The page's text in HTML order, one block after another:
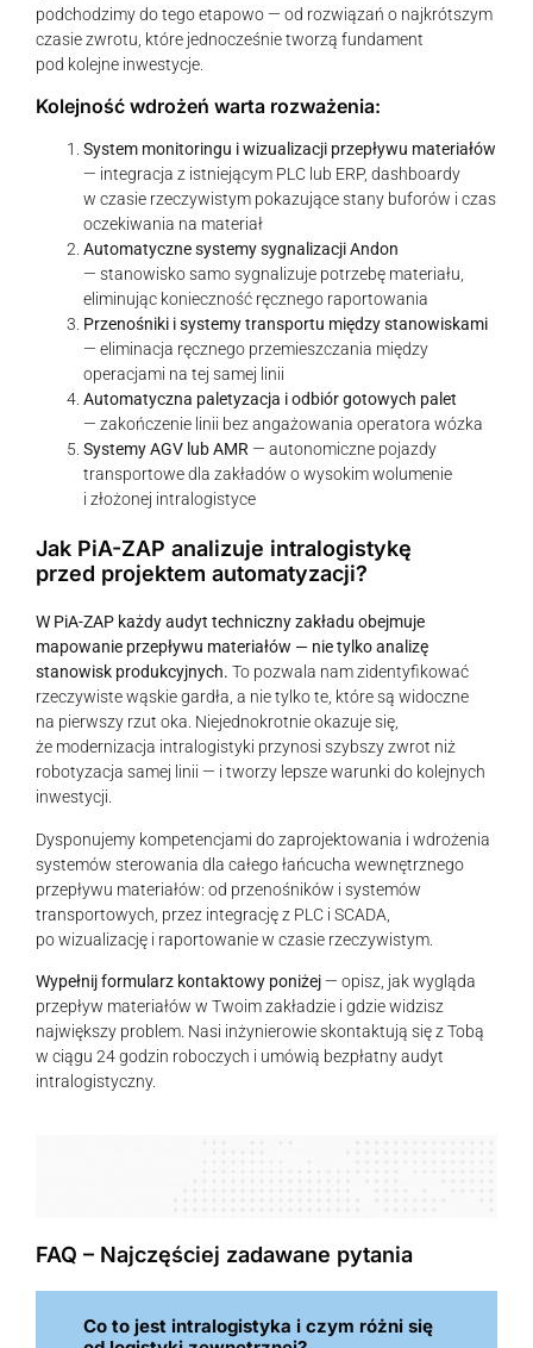
podchodzimy do tego etapowo — od rozwiązań o najkrótszym
czasie zwrotu, które jednocześnie tworzą fundament
pod kolejne inwestycje.
Kolejność wdrożeń warta rozważenia:
System monitoringu i wizualizacji przepływu materiałów
— integracja z istniejącym PLC lub ERP, dashboardy
w czasie rzeczywistym pokazujące stany buforów i czas
oczekiwania na materiał
Automatyczne systemy sygnalizacji Andon
— stanowisko samo sygnalizuje potrzebę materiału,
eliminując konieczność ręcznego raportowania
Przenośniki i systemy transportu między stanowiskami
— eliminacja ręcznego przemieszczania między
operacjami na tej samej linii
Automatyczna paletyzacja i odbiór gotowych palet
— zakończenie linii bez angażowania operatora wózka
Systemy AGV lub AMR — autonomiczne pojazdy
transportowe dla zakładów o wysokim wolumenie
i złożonej intralogistyce
Jak PiA-ZAP analizuje intralogistykę
przed projektem automatyzacji?
W PiA-ZAP każdy audyt techniczny zakładu obejmuje
mapowanie przepływu materiałów — nie tylko analizę
stanowisk produkcyjnych. To pozwala nam zidentyfikować
rzeczywiste wąskie gardła, a nie tylko te, które są widoczne
na pierwszy rzut oka. Niejednokrotnie okazuje się,
że modernizacja intralogistyki przynosi szybszy zwrot niż
robotyzacja samej linii — i tworzy lepsze warunki do kolejnych
inwestycji.
Dysponujemy kompetencjami do zaprojektowania i wdrożenia
systemów sterowania dla całego łańcucha wewnętrznego
przepływu materiałów: od przenośników i systemów
transportowych, przez integrację z PLC i SCADA,
po wizualizację i raportowanie w czasie rzeczywistym.
Wypełnij formularz kontaktowy poniżej — opisz, jak wygląda
przepływ materiałów w Twoim zakładzie i gdzie widzisz
największy problem. Nasi inżynierowie skontaktują się z Tobą
w ciągu 24 godzin roboczych i umówią bezpłatny audyt
intralogistyczny.
FAQ – Najczęściej zadawane pytania
Co to jest intralogistyka i czym różni się